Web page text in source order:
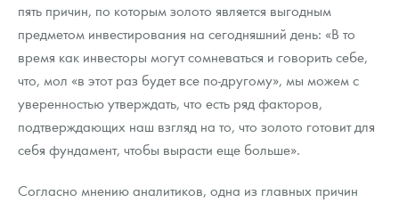
Аксессуары
Гарри Поттер
Флот: ледоколы и корабли
Памятка для работы с монетами из драгметаллов
Условия возврата
Политика конфиденциальности
Скупка слитков
Наши преимущества
Письмо директору
пять причин, по которым золото является выгодным
предметом инвестирования на сегодняшний день: «В то
время как инвесторы могут сомневаться и говорить себе,
что, мол «в этот раз будет все по-другому», мы можем с
уверенностью утверждать, что есть ряд факторов,
подтверждающих наш взгляд на то, что золото готовит для
себя фундамент, чтобы вырасти еще больше».
Согласно мнению аналитиков, одна из главных причин